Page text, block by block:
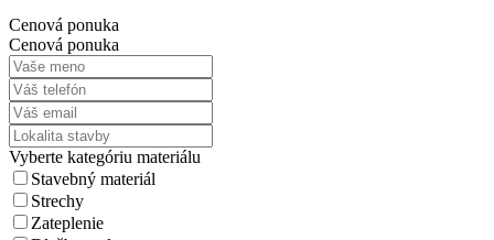
Cenová ponuka
Cenová ponuka
Vyberte kategóriu materiálu
Stavebný materiál
Strechy
Zateplenie